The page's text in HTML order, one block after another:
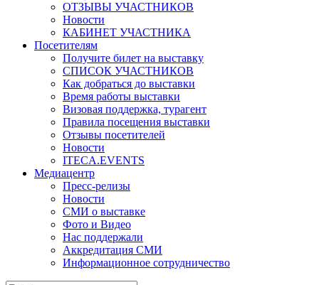
ОТЗЫВЫ УЧАСТНИКОВ
Новости
КАБИНЕТ УЧАСТНИКА
Посетителям
Получите билет на выставку
СПИСОК УЧАСТНИКОВ
Как добраться до выставки
Время работы выставки
Визовая поддержка, турагент
Правила посещения выставки
Отзывы посетителей
Новости
ITECA.EVENTS
Медиацентр
Пресс-релизы
Новости
СМИ о выставке
Фото и Видео
Нас поддержали
Аккредитация СМИ
Информационное сотрудничество